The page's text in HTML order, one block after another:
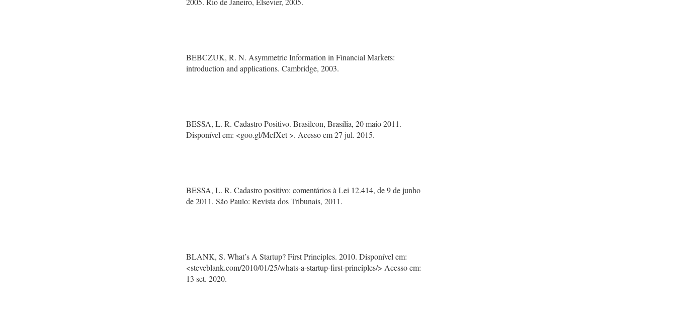
BEBCZUK, R. N. Asymmetric Information in Financial Markets:
introduction and applications. Cambridge, 2003.
BESSA, L. R. Cadastro Positivo. Brasilcon, Brasília, 20 maio 2011.
Disponível em: <goo.gl/McfXet >. Acesso em 27 jul. 2015.
BESSA, L. R. Cadastro positivo: comentários à Lei 12.414, de 9 de junho
de 2011. São Paulo: Revista dos Tribunais, 2011.
BLANK, S. What’s A Startup? First Principles. 2010. Disponível em:
<steveblank.com/2010/01/25/whats-a-startup-first-principles/> Acesso em:
13 set. 2020.